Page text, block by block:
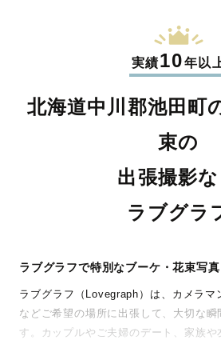
実績10年以
北海道中川郡池田町
束の
出張撮影な
ラブグラ
ラブグラフで特別なブーケ・花束写
ラブグラフ（Lovegraph）は、カメラマ
などご希望の場所に出張して、大切な
す。カップルやご夫婦のデート、家族や